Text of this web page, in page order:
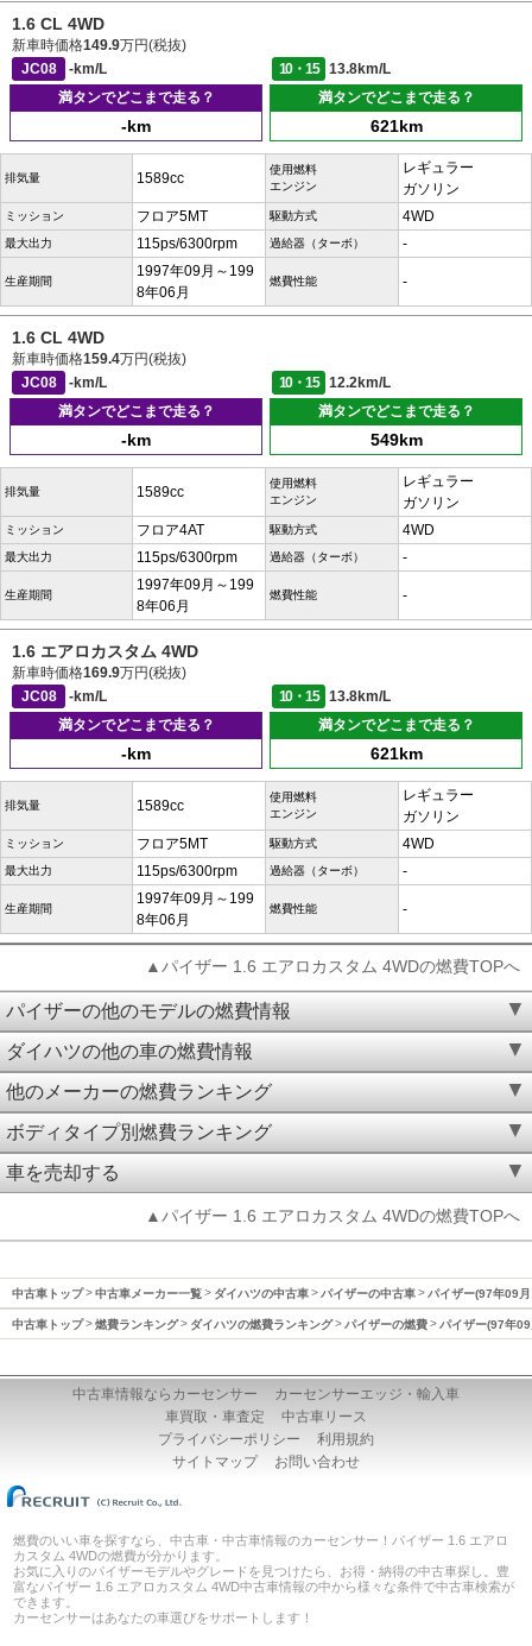
1.6 CL 4WD
新車時価格149.9万円(税抜)
JC08
-km/L 10・15
13.8km/L
満タンでどこまで走る？
-km
満タンでどこまで走る？
621km
排気量 1589cc
使用燃料
エンジン
レギュラー
ガソリン
ミッション フロア5MT 駆動方式 4WD
最大出力 115ps/6300rpm 過給器（ターボ） -
生産期間
1997年09月～199
8年06月
燃費性能 -
1.6 CL 4WD
新車時価格159.4万円(税抜)
JC08
-km/L 10・15
12.2km/L
満タンでどこまで走る？
-km
満タンでどこまで走る？
549km
排気量 1589cc
使用燃料
エンジン
レギュラー
ガソリン
ミッション フロア4AT 駆動方式 4WD
最大出力 115ps/6300rpm 過給器（ターボ） -
生産期間
1997年09月～199
8年06月
燃費性能 -
1.6 エアロカスタム 4WD
新車時価格169.9万円(税抜)
JC08
-km/L 10・15
13.8km/L
満タンでどこまで走る？
-km
満タンでどこまで走る？
621km
排気量 1589cc
使用燃料
エンジン
レギュラー
ガソリン
ミッション フロア5MT 駆動方式 4WD
最大出力 115ps/6300rpm 過給器（ターボ） -
生産期間
1997年09月～199
8年06月
燃費性能 -
▲パイザー 1.6 エアロカスタム 4WDの燃費TOPへ
パイザーの他のモデルの燃費情報
ダイハツの他の車の燃費情報
他のメーカーの燃費ランキング
ボディタイプ別燃費ランキング
車を売却する
▲パイザー 1.6 エアロカスタム 4WDの燃費TOPへ
中古車トップ 中古車メーカー一覧 ダイハツの中古車 パイザーの中古車 パイザー(97年09
中古車トップ 燃費ランキング ダイハツの燃費ランキング パイザーの燃費 パイザー(97年
中古車情報ならカーセンサー
カーセンサーエッジ・輸入車
車買取・車査定
中古車リース
プライバシーポリシー
利用規約
サイトマップ
お問い合わせ
燃費のいい車を探すなら、中古車・中古車情報のカーセンサー！パイザー 1.6 エアロ
カスタム 4WDの燃費が分かります。
お気に入りのパイザーモデルやグレードを見つけたら、お得・納得の中古車探し。豊
富なパイザー 1.6 エアロカスタム 4WD中古車情報の中から様々な条件で中古車検索が
できます。
カーセンサーはあなたの車選びをサポートします！